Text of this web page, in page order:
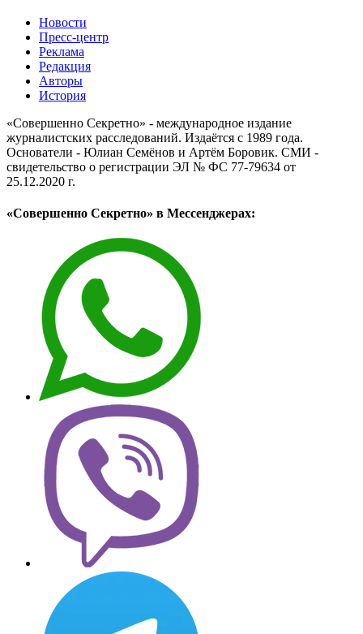
Новости
Пресс-центр
Реклама
Редакция
Авторы
История
«Совершенно Секретно» - международное издание
журналистских расследований. Издаётся с 1989 года.
Основатели - Юлиан Семёнов и Артём Боровик. CМИ -
свидетельство о регистрации ЭЛ № ФС 77-79634 от
25.12.2020 г.
«Совершенно Секретно» в Мессенджерах: